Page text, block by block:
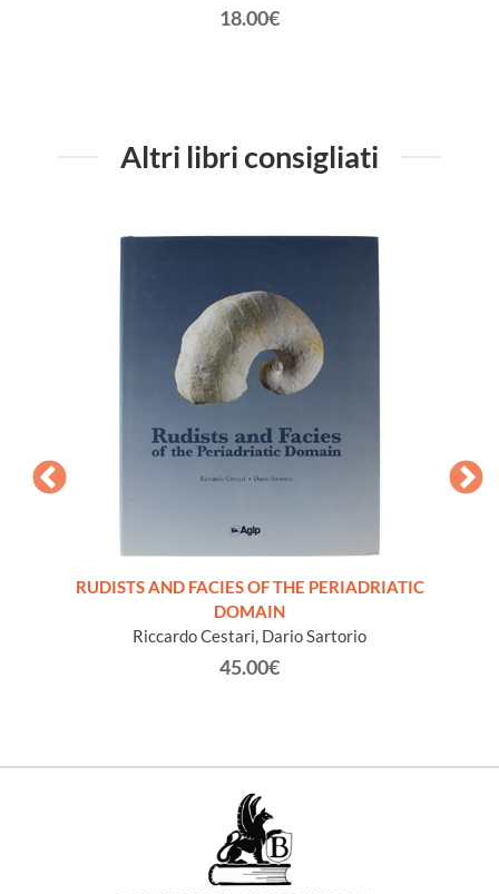
18.00€
Altri libri consigliati
RUDISTS AND FACIES OF THE PERIADRIATIC
DOMAIN
Riccardo Cestari, Dario Sartorio
45.00€